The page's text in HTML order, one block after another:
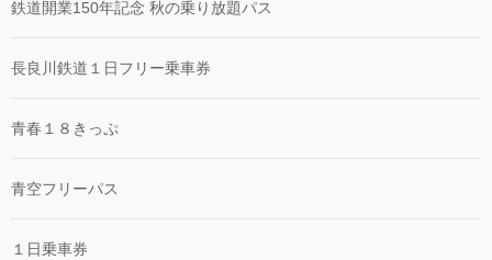
鉄道開業150年記念 秋の乗り放題パス
長良川鉄道１日フリー乗車券
青春１８きっぷ
青空フリーパス
１日乗車券